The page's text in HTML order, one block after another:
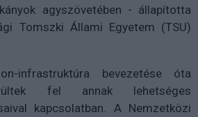
agyszövetében - állapította
Tomszki Állami Egyetem (TSU)
infrastruktúra bevezetése óta
fel annak lehetséges
kapcsolatban. A Nemzetközi